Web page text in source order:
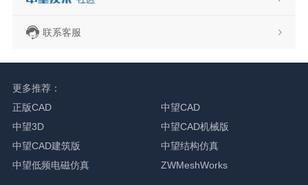
联系客服
更多推荐：
正版CAD
中望CAD
中望3D
中望CAD机械版
中望CAD建筑版
中望结构仿真
中望低频电磁仿真
ZWMeshWorks